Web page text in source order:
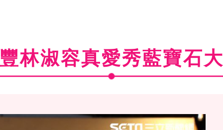
林淑容真愛秀藍寶石